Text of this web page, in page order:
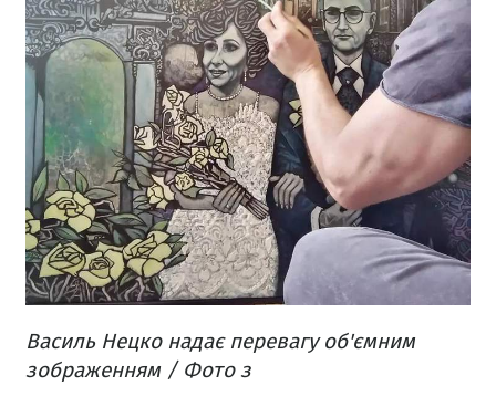
Василь Нецко надає перевагу об'ємним
зображенням / Фото з